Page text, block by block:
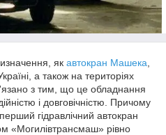
як автокран Машека
а також на територіях
з тим, що це обладнання
і довговічністю. Причому
гідравлічний автокран
«Могилівтрансмаш» рівно